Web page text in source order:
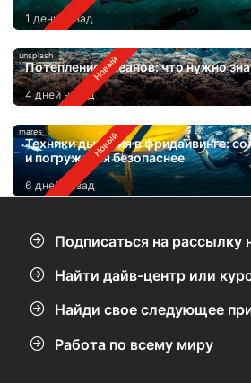
1 день назад
unsplash
Потепление океанов: что нужно
4 дней назад
mares
Техники дыхания в фридайвинге:
и погружайся безопаснее
6 дней назад
Подписаться на рассылку
Найти дайв-центр или
Найди свое следующее
Работа по всему миру